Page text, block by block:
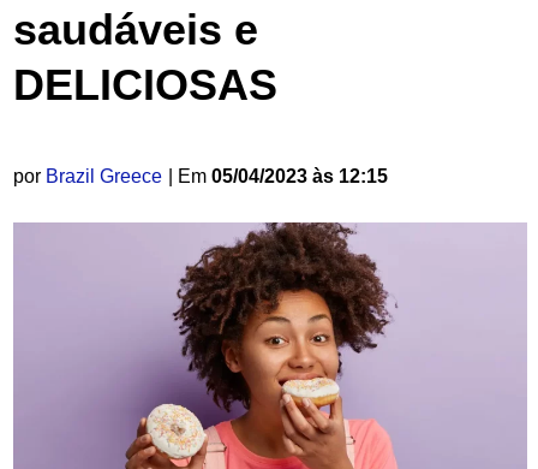
saudáveis e
DELICIOSAS
por Brazil Greece | Em 05/04/2023 às 12:15